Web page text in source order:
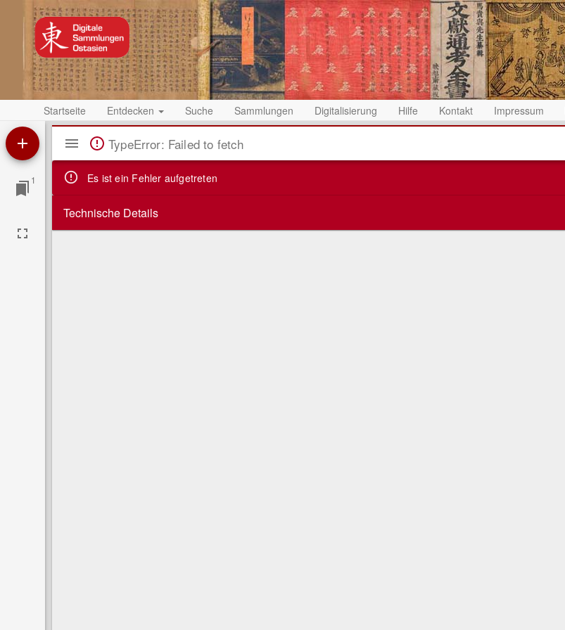
Startseite Entdecken Suche Sammlungen Digitalisierung Hilfe Kontakt Impressum
1
Mirador
ViewerTypeError: Failed to fetch
Es ist ein Fehler aufgetreten
Technische Details